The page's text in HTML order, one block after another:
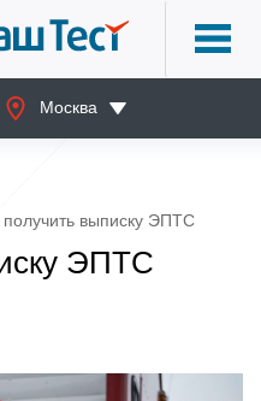
Москва
получить выписку ЭПТС
ЭПТС